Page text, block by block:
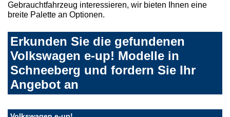
Gebrauchtfahrzeug interessieren, wir bieten Ihnen eine
breite Palette an Optionen.
Erkunden Sie die gefundenen
Volkswagen e-up! Modelle in
Schneeberg und fordern Sie Ihr
Angebot an